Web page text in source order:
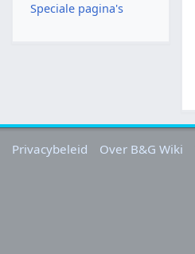
Speciale pagina's
Privacybeleid Over B&G Wiki